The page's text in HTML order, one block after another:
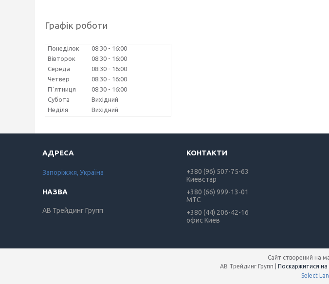
Графік роботи
Понеділок 08:30
16:00
Вівторок
08:30
16:00
Середа
08:30
16:00
Четвер
08:30
16:00
Пʼятниця
08:30
16:00
Субота
Вихідний
Неділя
Вихідний
Запоріжжя, Україна
АВ Трейдинг Групп
+380 (96) 507-75-63
Киевстар
+380 (66) 999-13-01
МТС
+380 (44) 206-42-16
офис Киев
Сайт створений на
Поскаржитися на
Select